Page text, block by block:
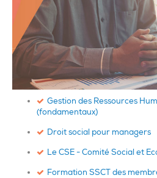
Gestion des Ressources
(fondamentaux)
Droit social pour managers
Le CSE - Comité Social et
Formation SSCT des